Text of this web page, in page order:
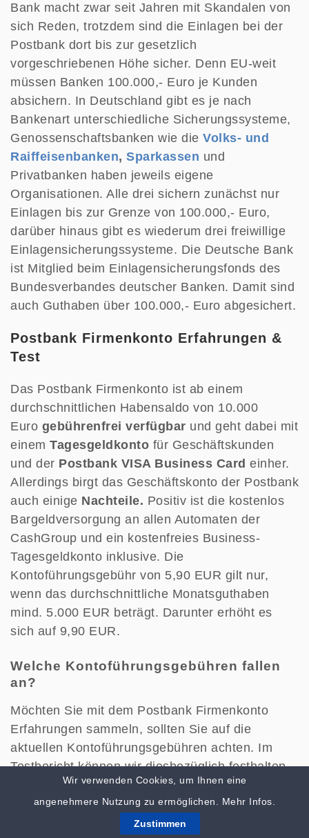
Bank macht zwar seit Jahren mit Skandalen von
sich Reden, trotzdem sind die Einlagen bei der
Postbank dort bis zur gesetzlich
vorgeschriebenen Höhe sicher. Denn EU-weit
müssen Banken 100.000,- Euro je Kunden
absichern. In Deutschland gibt es je nach
Bankenart unterschiedliche Sicherungssysteme,
Genossenschaftsbanken wie die Volks- und
Raiffeisenbanken, Sparkassen und
Privatbanken haben jeweils eigene
Organisationen. Alle drei sichern zunächst nur
Einlagen bis zur Grenze von 100.000,- Euro,
darüber hinaus gibt es wiederum drei freiwillige
Einlagensicherungssysteme. Die Deutsche Bank
ist Mitglied beim Einlagensicherungsfonds des
Bundesverbandes deutscher Banken. Damit sind
auch Guthaben über 100.000,- Euro abgesichert.
Postbank Firmenkonto Erfahrungen &
Test
Das Postbank Firmenkonto ist ab einem
durchschnittlichen Habensaldo von 10.000
Euro gebührenfrei verfügbar und geht dabei mit
einem Tagesgeldkonto für Geschäftskunden
und der Postbank VISA Business Card einher.
Allerdings birgt das Geschäftskonto der Postbank
auch einige Nachteile. Positiv ist die kostenlos
Bargeldversorgung an allen Automaten der
CashGroup und ein kostenfreies Business-
Tagesgeldkonto inklusive. Die
Kontoführungsgebühr von 5,90 EUR gilt nur,
wenn das durchschnittliche Monatsguthaben
mind. 5.000 EUR beträgt. Darunter erhöht es
sich auf 9,90 EUR.
Welche Kontoführungsgebühren fallen
an?
Möchten Sie mit dem Postbank Firmenkonto
Erfahrungen sammeln, sollten Sie auf die
aktuellen Kontoführungsgebühren achten. Im
Testbericht können wir diesbezüglich festhalten,
dass die Gebühren wegfallen, sofern der Kunde
einenHabensaldo ab 10.000 Eurovorweisen
kann. Liegt der durchschnittliche
Wir verwenden Cookies, um Ihnen eine
angenehmere Nutzung zu ermöglichen. Mehr Infos.
Zustimmen